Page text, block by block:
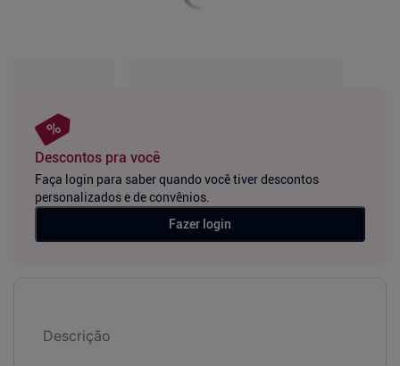
Descontos pra você
Faça login para saber quando você tiver descontos
personalizados e de convênios.
Fazer login
Descrição